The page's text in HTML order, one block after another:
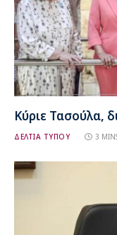
Κύριε Τασούλα,
ΔΕΛΤΙΑ ΤΥΠΟΥ 3